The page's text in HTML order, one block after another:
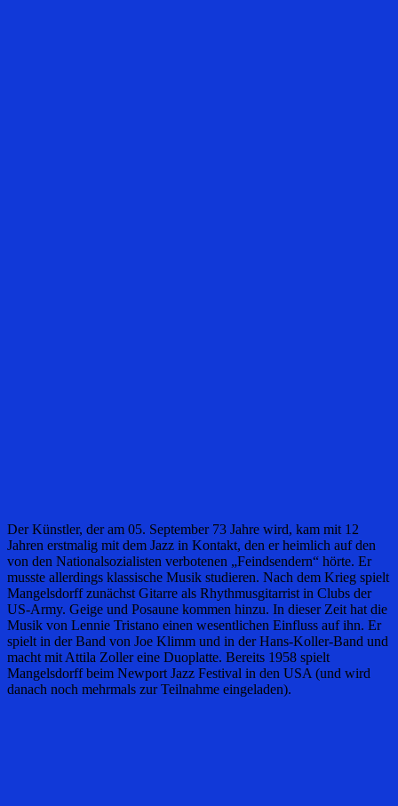
Der Künstler, der am 05. September 73 Jahre wird, kam mit 12
Jahren erstmalig mit dem Jazz in Kontakt, den er heimlich auf den
von den Nationalsozialisten verbotenen „Feindsendern“ hörte. Er
musste allerdings klassische Musik studieren. Nach dem Krieg spielt
Mangelsdorff zunächst Gitarre als Rhythmusgitarrist in Clubs der
US-Army. Geige und Posaune kommen hinzu. In dieser Zeit hat die
Musik von Lennie Tristano einen wesentlichen Einfluss auf ihn. Er
spielt in der Band von Joe Klimm und in der Hans-Koller-Band und
macht mit Attila Zoller eine Duoplatte. Bereits 1958 spielt
Mangelsdorff beim Newport Jazz Festival in den USA (und wird
danach noch mehrmals zur Teilnahme eingeladen).